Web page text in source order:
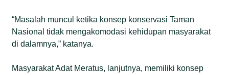
“Masalah muncul ketika konsep konservasi Taman
Nasional tidak mengakomodasi kehidupan masyarakat
di dalamnya,” katanya.
Masyarakat Adat Meratus, lanjutnya, memiliki konsep